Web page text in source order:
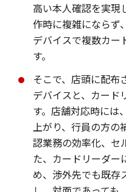
高い本人確認を実現
作時に複雑にならず
デバイスで複数カー
す。
そこで、店頭に配布
デバイスと、カード
す。店舗対応時には
上がり、行員の方の
認業務の効率化、セ
た、カードリーダー
め、渉外先でも既存